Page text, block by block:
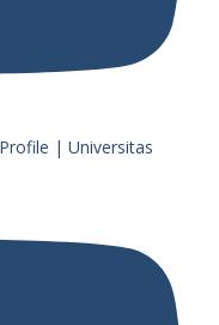
| Universitas